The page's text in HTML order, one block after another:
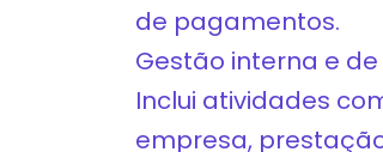
de pagamentos.
Gestão interna e
Inclui atividades
empresa,